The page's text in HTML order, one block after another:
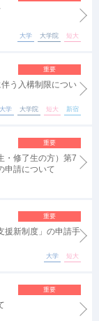
大学 大学院 短大
重要
う入構制限につい
大学 大学院 短大 新宿
重要
・修了生の方）第7
申請について
重要
援新制度」の申請手
大学 短大
重要